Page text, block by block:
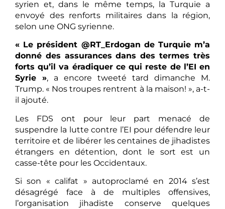
syrien et, dans le même temps, la Turquie a
envoyé des renforts militaires dans la région,
selon une ONG syrienne.
« Le président @RT_Erdogan de Turquie m’a
donné des assurances dans des termes très
forts qu’il va éradiquer ce qui reste de l’EI en
Syrie », a encore tweeté tard dimanche M.
Trump. « Nos troupes rentrent à la maison! », a-t-
il ajouté.
Les FDS ont pour leur part menacé de
suspendre la lutte contre l’EI pour défendre leur
territoire et de libérer les centaines de jihadistes
étrangers en détention, dont le sort est un
casse-tête pour les Occidentaux.
Si son « califat » autoproclamé en 2014 s’est
désagrégé face à de multiples offensives,
l’organisation jihadiste conserve quelques